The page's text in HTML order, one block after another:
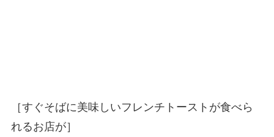
［すぐそばに美味しいフレンチトーストが食べら
れるお店が］